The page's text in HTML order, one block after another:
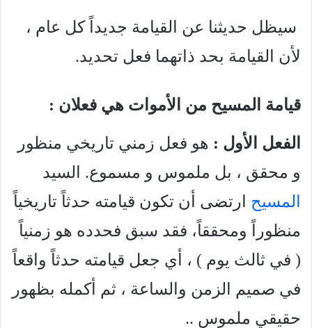
سيظل حديثنا عن القيامة جديداً كل عام ،
لأن القيامة بحد ذاتهما فعل تحديد.
قيامة المسيح من الأموات هي فعلان :
الفعل الأول : هو فعل زمني تاريخي منظور
و محقق ، بل ملموس و مسموع. السيد
المسيح ارتضى أن تكون قيامته حدثاً تاريخياً
منظوراً ومحققاً، فقد سبق فحدده هو زمنياً
( في ثالث يوم ) ، أي جعل قيامته حدثاً واقعاً
في صميم الزمن والساعة ، ثم أكمله بظهور
حقيقي ملموس ..